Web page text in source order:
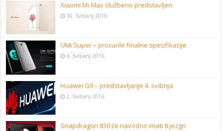
Xiaomi Mi Max službeno predstavljen
10. Svibanj 2016
UMi Super – procurile finalne specifikacije
6. Svibanj 2016
Huawei G9 – predstavljanje 4. svibnja
2. Svibanj 2016
Snapdragon 830 će navodno imati 8 jezgri